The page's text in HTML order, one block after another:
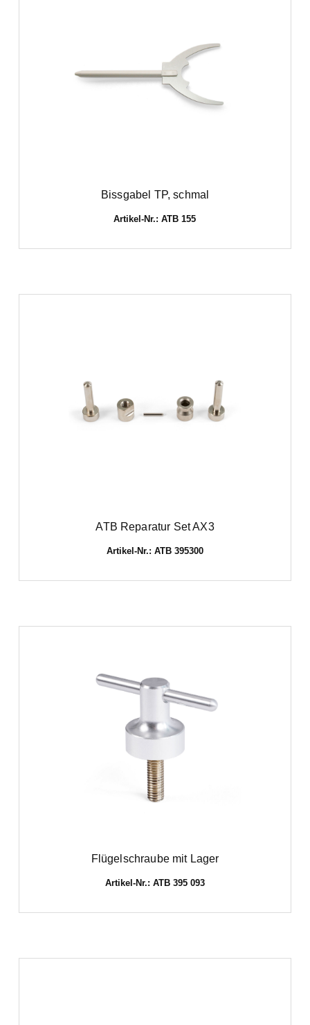
Bissgabel TP, schmal
Artikel-Nr.: ATB 155
ATB Reparatur Set AX3
Artikel-Nr.: ATB 395300
Flügelschraube mit Lager
Artikel-Nr.: ATB 395 093